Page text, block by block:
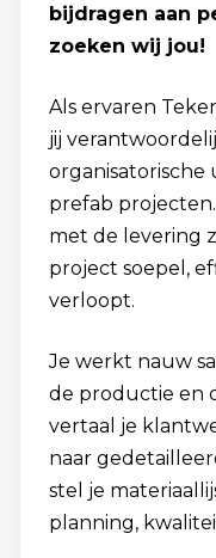
bijdragen aan
zoeken wij jou!
Als ervaren
jij
organisatorische
prefab
met de levering
project soepel,
verloopt.
Je werkt nauw
de productie en
vertaal je
naar
stel je
planning,